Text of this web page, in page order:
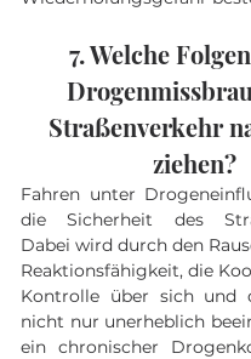
7. Welche
Straßenverkehr
ziehen?
Fahren unter
die Sicherheit des
Dabei wird durch den
Reaktionsfähigkeit, die
Kontrolle über sich und
nicht nur unerheblich
ein chronischer